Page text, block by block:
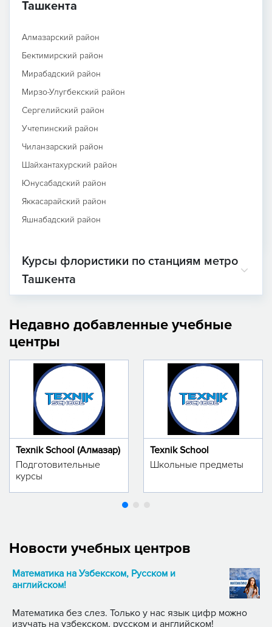
Ташкента
Алмазарский район
Бектимирский район
Мирабадский район
Мирзо-Улугбекский район
Сергелийский район
Учтепинский район
Чиланзарский район
Шайхантахурский район
Юнусабадский район
Яккасарайский район
Яшнабадский район
Курсы флористики по станциям метро
Ташкента
Недавно добавленные учебные
центры
Texnik School (Алмазар)
Подготовительные
курсы
Texnik School
Школьные предметы
Новости учебных центров
Математика на Узбекском, Русском и
английском!
Математика без слез. Только у нас язык цифр можно
изучать на узбекском, русском и английском!